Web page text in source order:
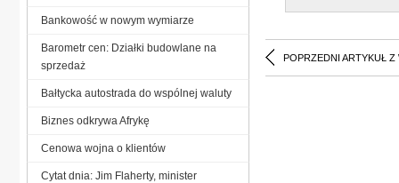
POPRZEDNI ARTYKUŁ Z
Bankowość w nowym wymiarze
Barometr cen: Działki budowlane na
sprzedaż
Bałtycka autostrada do wspólnej waluty
Biznes odkrywa Afrykę
Cenowa wojna o klientów
Cytat dnia: Jim Flaherty, minister